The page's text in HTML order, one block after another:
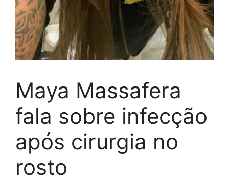
Maya Massafera
fala sobre infecção
após cirurgia no
rosto